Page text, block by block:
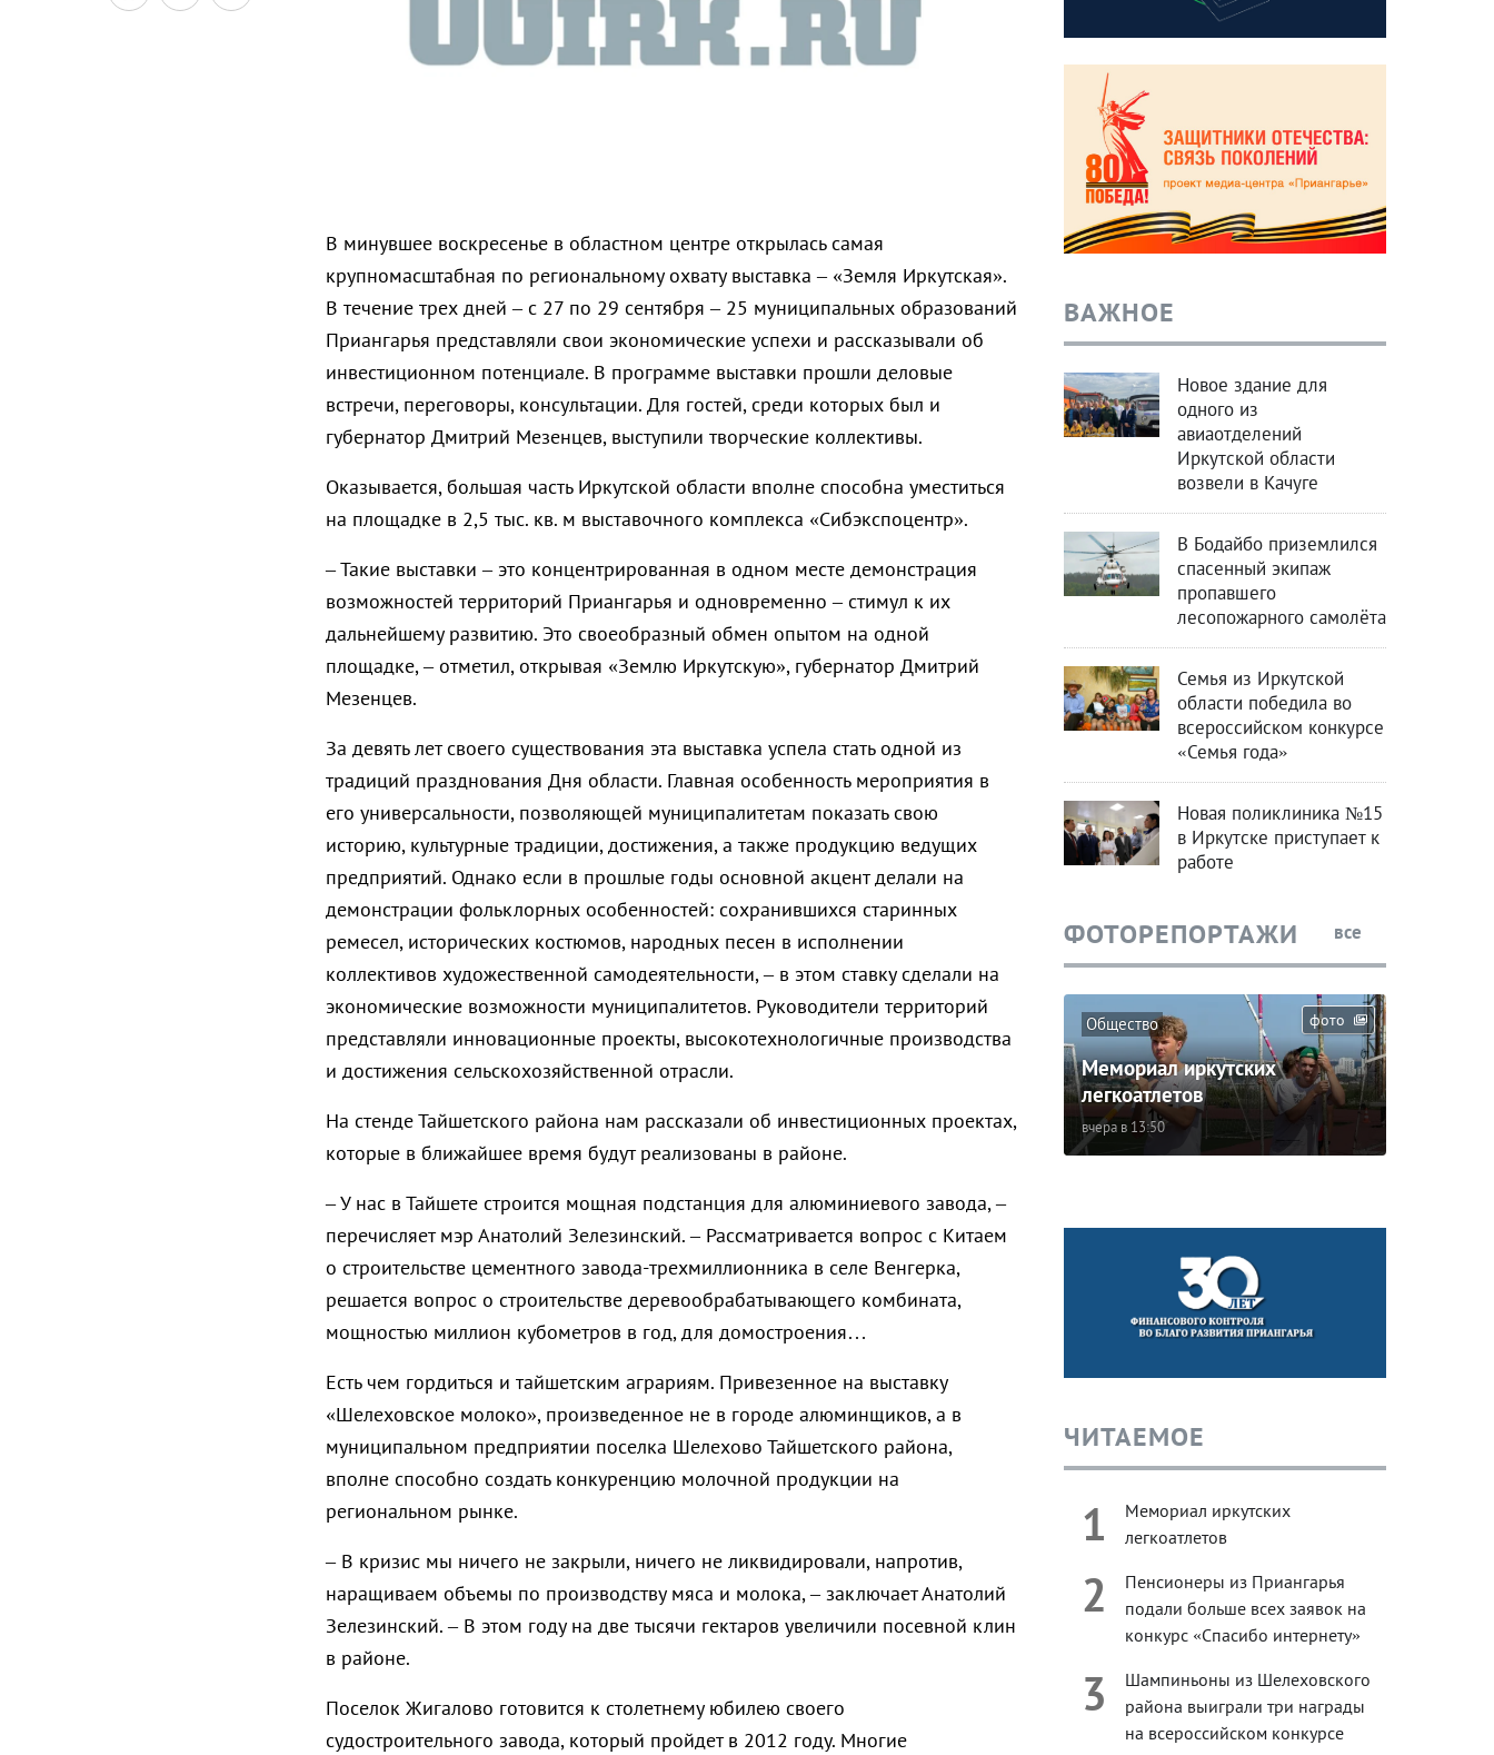
В минувшее воскресенье в областном центре открылась самая
крупномасштабная по региональному охвату выставка – «Земля Иркутская».
В течение трех дней – с 27 по 29 сентября – 25 муниципальных образований
Приангарья представляли свои экономические успехи и рассказывали об
инвестиционном потенциале. В программе выставки прошли деловые
встречи, переговоры, консультации. Для гостей, среди которых был и
губернатор Дмитрий Мезенцев, выступили творческие коллективы.
Оказывается, большая часть Иркутской области вполне способна уместиться
на площадке в 2,5 тыс. кв. м выставочного комплекса «Сибэкспоцентр».
– Такие выставки – это концентрированная в одном месте демонстрация
возможностей территорий Приангарья и одновременно – стимул к их
дальнейшему развитию. Это своеобразный обмен опытом на одной
площадке, – отметил, открывая «Землю Иркутскую», губернатор Дмитрий
Мезенцев.
За девять лет своего существования эта выставка успела стать одной из
традиций празднования Дня области. Главная особенность мероприятия в
его универсальности, позволяющей муниципалитетам показать свою
историю, культурные традиции, достижения, а также продукцию ведущих
предприятий. Однако если в прошлые годы основной акцент делали на
демонстрации фольклорных особенностей: сохранившихся старинных
ремесел, исторических костюмов, народных песен в исполнении
коллективов художественной самодеятельности, – в этом ставку сделали на
экономические возможности муниципалитетов. Руководители территорий
представляли инновационные проекты, высокотехнологичные производства
и достижения сельскохозяйственной отрасли.
На стенде Тайшетского района нам рассказали об инвестиционных проектах,
которые в ближайшее время будут реализованы в районе.
– У нас в Тайшете строится мощная подстанция для алюминиевого завода, –
перечисляет мэр Анатолий Зелезинский. – Рассматривается вопрос с Китаем
о строительстве цементного завода-трехмиллионника в селе Венгерка,
решается вопрос о строительстве деревообрабатывающего комбината,
мощностью миллион кубометров в год, для домостроения…
Есть чем гордиться и тайшетским аграриям. Привезенное на выставку
«Шелеховское молоко», произведенное не в городе алюминщиков, а в
муниципальном предприятии поселка Шелехово Тайшетского района,
вполне способно создать конкуренцию молочной продукции на
региональном рынке.
– В кризис мы ничего не закрыли, ничего не ликвидировали, напротив,
наращиваем объемы по производству мяса и молока, – заключает Анатолий
Зелезинский. – В этом году на две тысячи гектаров увеличили посевной клин
в районе.
Поселок Жигалово готовится к столетнему юбилею своего
судостроительного завода, который пройдет в 2012 году. Многие
ВАЖНОЕ
Новое здание для
одного из
авиаотделений
Иркутской области
возвели в Качуге
В Бодайбо приземлился
спасенный экипаж
пропавшего
лесопожарного самолёта
Семья из Иркутской
области победила во
всероссийском конкурсе
«Семья года»
Новая поликлиника №15
в Иркутске приступает к
работе
ФОТОРЕПОРТАЖИ все
фото
Общество
Мемориал иркутских
легкоатлетов
вчера в 13:50
ЧИТАЕМОЕ
1
Мемориал иркутских
легкоатлетов
2
Пенсионеры из Приангарья
подали больше всех заявок на
конкурс «Спасибо интернету»
3
Шампиньоны из Шелеховского
района выиграли три награды
на всероссийском конкурсе